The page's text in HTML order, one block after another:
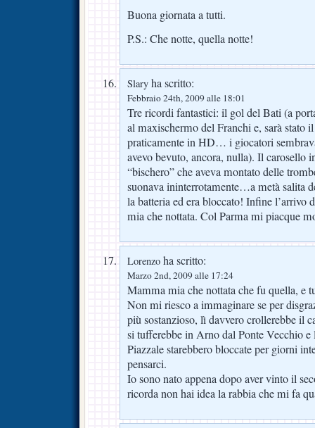
Buona giornata a tutti.
P.S.: Che notte, quella notte!
Slary ha scritto:
Febbraio 24th, 2009 alle 18:01
Tre ricordi fantastici: il gol del Bati (a
al maxischermo del Franchi e, sarà stato
praticamente in HD… i giocatori
avevo bevuto, ancora, nulla). Il carosello
“bischero” che aveva montato delle
suonava ininterrotamente…a metà salita
la batteria ed era bloccato! Infine
mia che nottata. Col Parma mi piacque
Lorenzo ha scritto:
Marzo 2nd, 2009 alle 17:24
Mamma mia che nottata che fu quella, e
Non mi riesco a immaginare se per
più sostanzioso, lì davvero crollerebbe il
si tufferebbe in Arno dal Ponte Vecchio e
Piazzale starebbero bloccate per giorni
pensarci.
Io sono nato appena dopo aver vinto il
ricorda non hai idea la rabbia che mi fa